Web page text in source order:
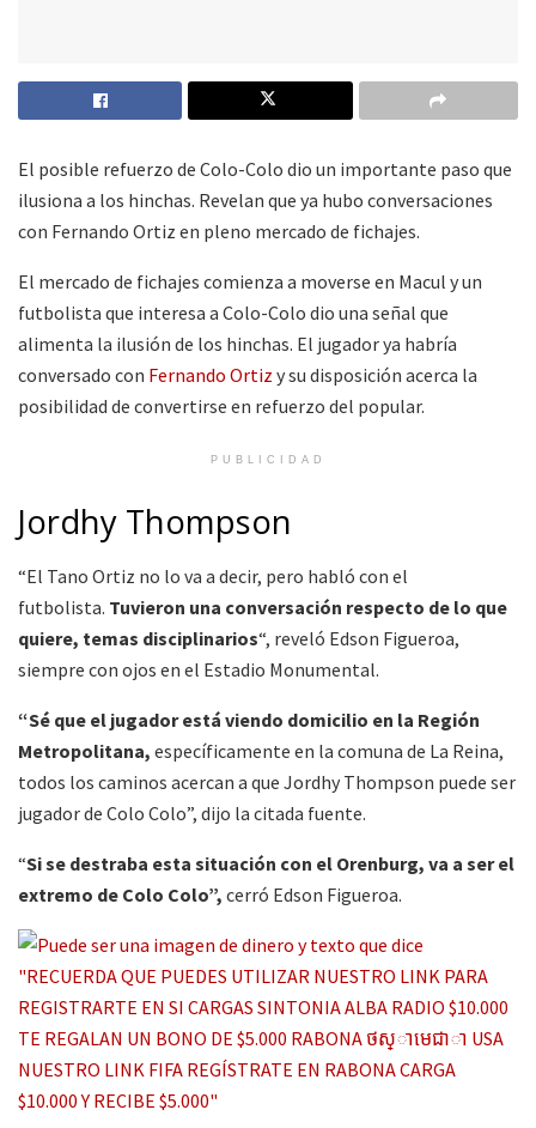
El posible refuerzo de Colo-Colo dio un importante paso que
ilusiona a los hinchas. Revelan que ya hubo conversaciones
con Fernando Ortiz en pleno mercado de fichajes.
El mercado de fichajes comienza a moverse en Macul y un
futbolista que interesa a Colo-Colo dio una señal que
alimenta la ilusión de los hinchas. El jugador ya habría
conversado con Fernando Ortiz y su disposición acerca la
posibilidad de convertirse en refuerzo del popular.
PUBLICIDAD
Jordhy Thompson
“El Tano Ortiz no lo va a decir, pero habló con el
futbolista. Tuvieron una conversación respecto de lo que
quiere, temas disciplinarios“, reveló Edson Figueroa,
siempre con ojos en el Estadio Monumental.
“Sé que el jugador está viendo domicilio en la Región
Metropolitana, específicamente en la comuna de La Reina,
todos los caminos acercan a que Jordhy Thompson puede ser
jugador de Colo Colo”, dijo la citada fuente.
“Si se destraba esta situación con el Orenburg, va a ser el
extremo de Colo Colo”, cerró Edson Figueroa.